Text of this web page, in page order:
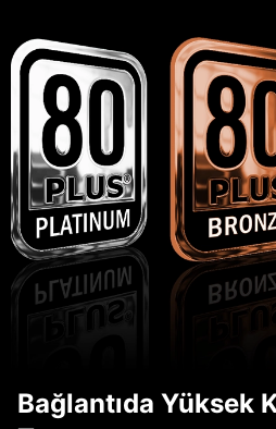
Bağlantıda Yüksek